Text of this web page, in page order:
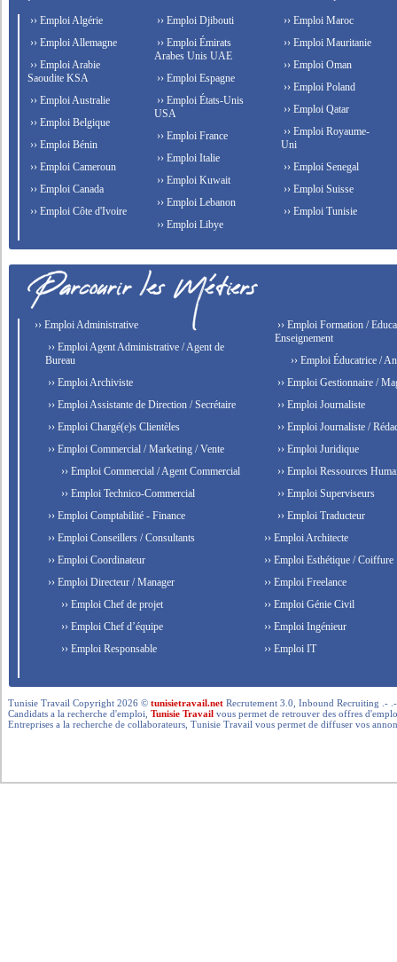
›› Emploi Algérie
›› Emploi Allemagne
›› Emploi Arabie
Saoudite KSA
›› Emploi Australie
›› Emploi Belgique
›› Emploi Bénin
›› Emploi Cameroun
›› Emploi Canada
›› Emploi Côte d'Ivoire
›› Emploi Djibouti
›› Emploi Émirats
Arabes Unis UAE
›› Emploi Espagne
›› Emploi États-Unis
USA
›› Emploi France
›› Emploi Italie
›› Emploi Kuwait
›› Emploi Lebanon
›› Emploi Libye
›› Emploi Maroc
›› Emploi Mauritanie
›› Emploi Oman
›› Emploi Poland
›› Emploi Qatar
›› Emploi Royaume-
Uni
›› Emploi Senegal
›› Emploi Suisse
›› Emploi Tunisie
›› Emploi Administrative
›› Emploi Agent Administrative / Agent de
Bureau
›› Emploi Archiviste
›› Emploi Assistante de Direction / Secrétaire
›› Emploi Chargé(e)s Clientèles
›› Emploi Commercial / Marketing / Vente
›› Emploi Commercial / Agent Commercial
›› Emploi Technico-Commercial
›› Emploi Comptabilité - Finance
›› Emploi Conseillers / Consultants
›› Emploi Coordinateur
›› Emploi Directeur / Manager
›› Emploi Chef de projet
›› Emploi Chef d’équipe
›› Emploi Responsable
›› Emploi Formation /
Enseignement
›› Emploi Éducatrice /
›› Emploi Gestionnaire /
›› Emploi Journaliste
›› Emploi Journaliste /
›› Emploi Juridique
›› Emploi Ressources
›› Emploi Superviseurs
›› Emploi Traducteur
›› Emploi Architecte
›› Emploi Esthétique / Coiffure
›› Emploi Freelance
›› Emploi Génie Civil
›› Emploi Ingénieur
›› Emploi IT
Tunisie Travail Copyright 2026 ©tunisietravail.net Recrutement 3.0, Inbound Recruiting .-
Candidats a la recherche d'emploi,Tunisie Travail vous permet de retrouver des offres
Entreprises a la recherche de collaborateurs, Tunisie Travail vous permet de diffuser vos